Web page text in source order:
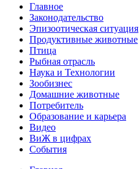
Главное
Законодательство
Эпизоотическая ситуация
Продуктивные животные
Птица
Рыбная отрасль
Наука и Технологии
Зообизнес
Домашние животные
Потребитель
Образование и карьера
Видео
ВиЖ в цифрах
События